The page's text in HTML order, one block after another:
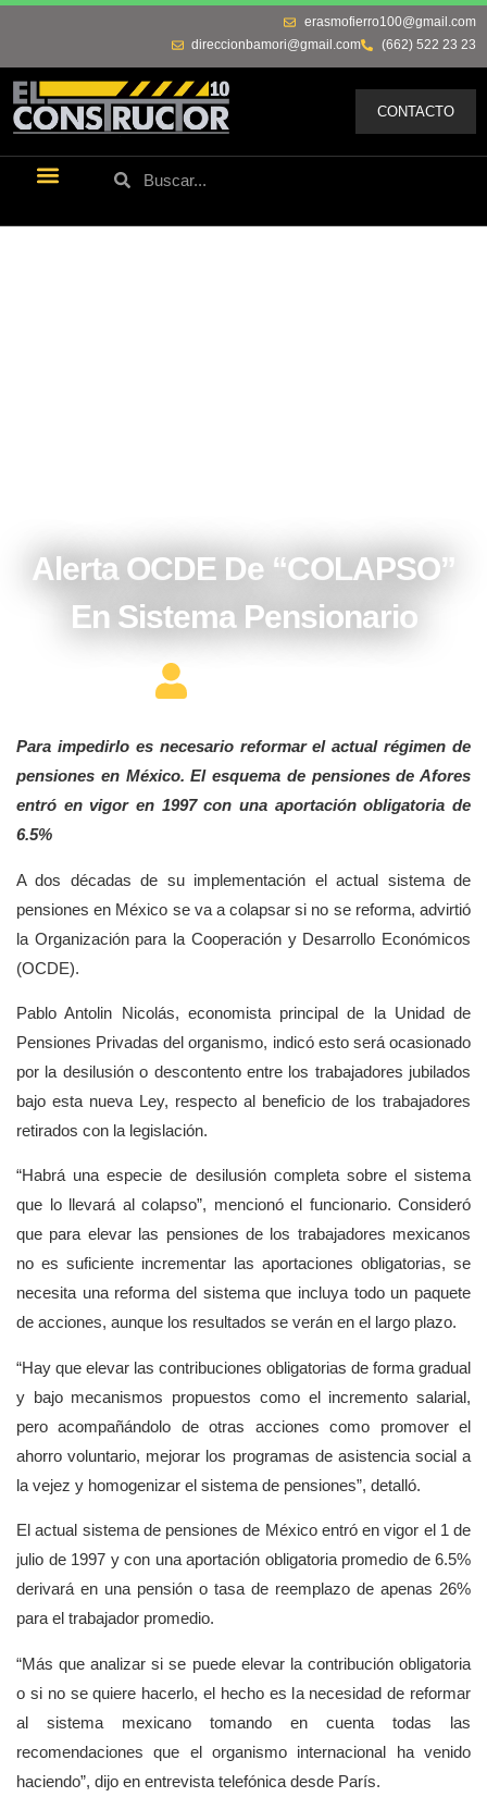
(662) 522 23 23
direccionbamori@gmail.com
erasmofierro100@gmail.com
CONTACTO
Alerta OCDE De “COLAPSO”
En Sistema Pensionario
Para impedirlo es necesario reformar el actual régimen de
pensiones en México. El esquema de pensiones de Afores
entró en vigor en 1997 con una aportación obligatoria de
6.5%
A dos décadas de su implementación el actual sistema de
pensiones en México se va a colapsar si no se reforma, advirtió
la Organización para la Cooperación y Desarrollo Económicos
(OCDE).
Pablo Antolin Nicolás, economista principal de la Unidad de
Pensiones Privadas del organismo, indicó esto será ocasionado
por la desilusión o descontento entre los trabajadores jubilados
bajo esta nueva Ley, respecto al beneficio de los trabajadores
retirados con la legislación.
“Habrá una especie de desilusión completa sobre el sistema
que lo llevará al colapso”, mencionó el funcionario. Consideró
que para elevar las pensiones de los trabajadores mexicanos
no es suficiente incrementar las aportaciones obligatorias, se
necesita una reforma del sistema que incluya todo un paquete
de acciones, aunque los resultados se verán en el largo plazo.
“Hay que elevar las contribuciones obligatorias de forma gradual
y bajo mecanismos propuestos como el incremento salarial,
pero acompañándolo de otras acciones como promover el
ahorro voluntario, mejorar los programas de asistencia social a
la vejez y homogenizar el sistema de pensiones”, detalló.
El actual sistema de pensiones de México entró en vigor el 1 de
julio de 1997 y con una aportación obligatoria promedio de 6.5%
derivará en una pensión o tasa de reemplazo de apenas 26%
para el trabajador promedio.
“Más que analizar si se puede elevar la contribución obligatoria
o si no se quiere hacerlo, el hecho es la necesidad de reformar
al sistema mexicano tomando en cuenta todas las
recomendaciones que el organismo internacional ha venido
haciendo”, dijo en entrevista telefónica desde París.